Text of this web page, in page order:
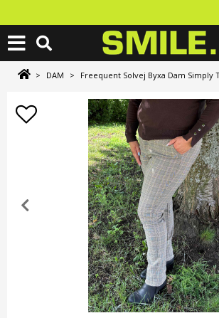
> DAM > Freequent Solvej Byxa Dam Simply